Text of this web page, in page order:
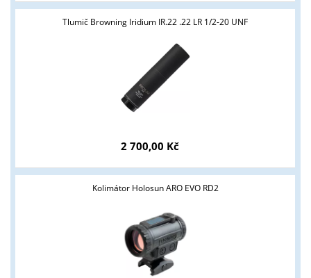
Tlumič Browning Iridium IR.22 .22 LR 1/2-20 UNF
2 700,00 Kč
Kolimátor Holosun ARO EVO RD2